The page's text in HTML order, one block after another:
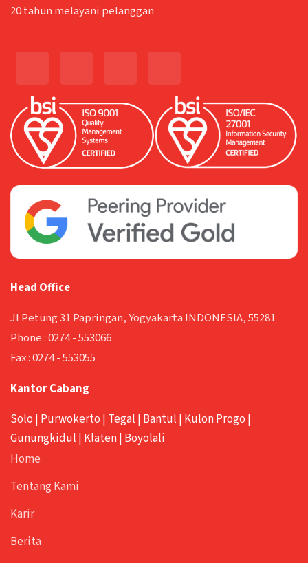
20 tahun melayani pelanggan
Head Office
Jl Petung 31 Papringan, Yogyakarta INDONESIA, 55281
Phone :0274 - 553066
Fax :0274 - 553055
Kantor Cabang
Solo | Purwokerto | Tegal | Bantul | Kulon Progo |
Gunungkidul | Klaten| Boyolali
Home
Tentang Kami
Karir
Berita